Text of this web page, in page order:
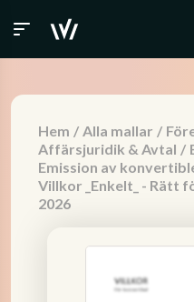
Hem / Alla mallar /
Affärsjuridik & Avtal /
Emission av
Villkor _Enkelt_ - Rätt
2026